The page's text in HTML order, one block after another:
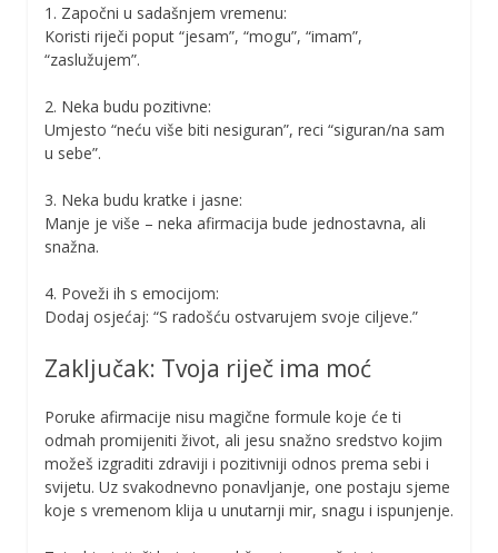
1. Započni u sadašnjem vremenu:
Koristi riječi poput “jesam”, “mogu”, “imam”,
“zaslužujem”.
2. Neka budu pozitivne:
Umjesto “neću više biti nesiguran”, reci “siguran/na sam
u sebe”.
3. Neka budu kratke i jasne:
Manje je više – neka afirmacija bude jednostavna, ali
snažna.
4. Poveži ih s emocijom:
Dodaj osjećaj: “S radošću ostvarujem svoje ciljeve.”
Zaključak: Tvoja riječ ima moć
Poruke afirmacije nisu magične formule koje će ti
odmah promijeniti život, ali jesu snažno sredstvo kojim
možeš izgraditi zdraviji i pozitivniji odnos prema sebi i
svijetu. Uz svakodnevno ponavljanje, one postaju sjeme
koje s vremenom klija u unutarnji mir, snagu i ispunjenje.